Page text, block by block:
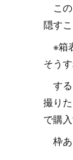
この
隠す
※箱
そう
する
撮り
で購
枠あ